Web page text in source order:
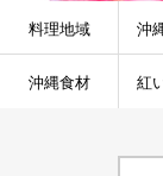
料理地域 沖
沖縄食材 紅